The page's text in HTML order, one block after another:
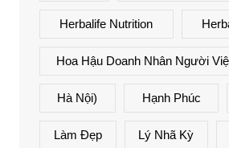
Herbalife Nutrition
Hoa Hậu Doanh Nhân Người
Hà Nội) Hạnh Phúc
Làm Đẹp Lý Nhã Kỳ